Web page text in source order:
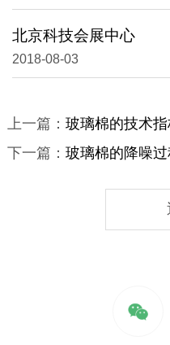
北京科技会展中心
2018-08-03
上一篇： 玻璃棉的技术
下一篇： 玻璃棉的降噪